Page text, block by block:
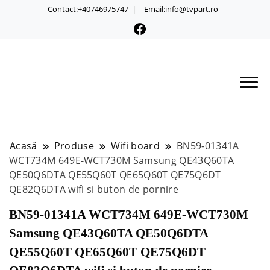
Contact:+40746975747 Email:info@tvpart.ro
Acasă Produse Wifi board
BN59-01341A
WCT734M 649E-WCT730M Samsung QE43Q60TA
QE50Q6DTA QE55Q60T QE65Q60T QE75Q6DT
QE82Q6DTA wifi si buton de pornire
BN59-01341A WCT734M 649E-WCT730M
Samsung QE43Q60TA QE50Q6DTA
QE55Q60T QE65Q60T QE75Q6DT